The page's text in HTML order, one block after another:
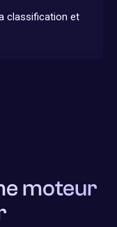
classification et
moteur